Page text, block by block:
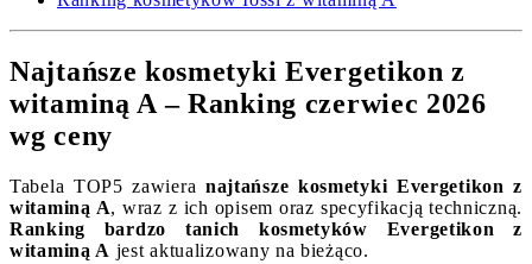
Najtańsze kosmetyki Evergetikon z
witaminą A – Ranking czerwiec 2026
wg ceny
Tabela TOP5 zawiera najtańsze kosmetyki Evergetikon z
witaminą A, wraz z ich opisem oraz specyfikacją techniczną.
Ranking bardzo tanich kosmetyków Evergetikon z
witaminą A jest aktualizowany na bieżąco.